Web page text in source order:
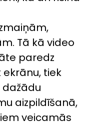
Tā kā video
paredz
tiek
aizpildīšanā,
veicamās